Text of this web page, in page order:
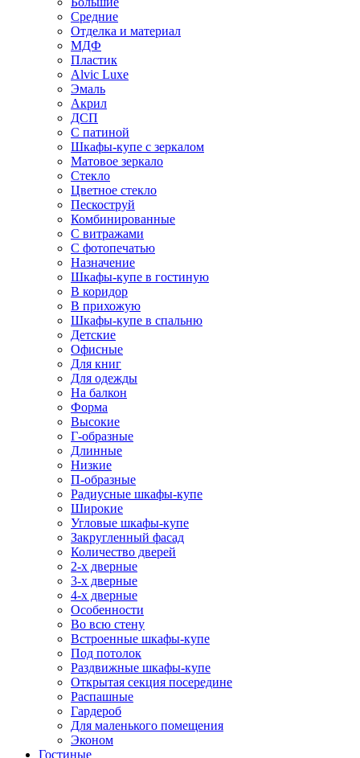
Средние
Отделка и материал
МДФ
Пластик
Alvic Luxe
Эмаль
Акрил
ДСП
С патиной
Шкафы-купе с зеркалом
Матовое зеркало
Стекло
Цветное стекло
Пескоструй
Комбинированные
С витражами
С фотопечатью
Назначение
Шкафы-купе в гостиную
В коридор
В прихожую
Шкафы-купе в спальню
Детские
Офисные
Для книг
Для одежды
На балкон
Форма
Высокие
Г-образные
Длинные
Низкие
П-образные
Радиусные шкафы-купе
Широкие
Угловые шкафы-купе
Закругленный фасад
Количество дверей
2-х дверные
3-х дверные
4-х дверные
Особенности
Во всю стену
Встроенные шкафы-купе
Под потолок
Раздвижные шкафы-купе
Открытая секция посередине
Распашные
Гардероб
Для маленького помещения
Эконом
Гостиные